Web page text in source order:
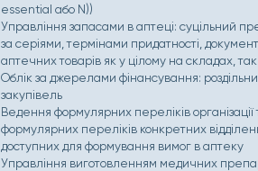
essential або N))
Управління запасами в аптеці: суцільний
за серіями, термінами придатності,
аптечних товарів як у цілому на складах, так
Облік за джерелами фінансування:
закупівель
Ведення формулярних переліків організації
формулярних переліків конкретних
доступних для формування вимог в аптеку
Управління виготовленням медичних